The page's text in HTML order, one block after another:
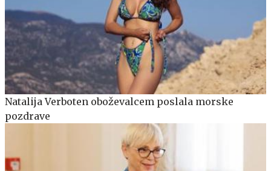
Natalija Verboten oboževalcem poslala morske
pozdrave